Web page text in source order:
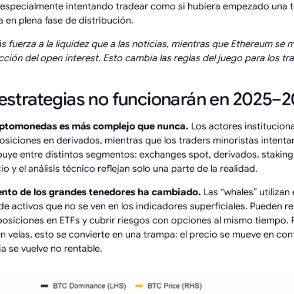
intentando tradear como si hubiera empezado una
en plena fase de distribución.
fuerza a la liquidez que a las noticias, mientras que Ethereum se
del open interest. Esto cambia las reglas del juego para los
no funcionarán en
es más complejo que nunca. Los actores
en derivados, mientras que los traders minoristas
entre distintos segmentos: exchanges spot, derivados,
y el análisis técnico reflejan solo una parte de la realidad.
de los grandes tenedores ha cambiado. Las “whales”
activos que no se ven en los indicadores superficiales. Pueden
en ETFs y cubrir riesgos con opciones al mismo tiempo.
velas, esto se convierte en una trampa: el precio se mueve en
se vuelve no rentable.